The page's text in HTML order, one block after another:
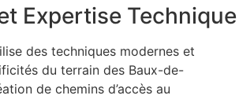
Expertise Technique
des techniques modernes et
du terrain des Baux-de-
de chemins d’accès au